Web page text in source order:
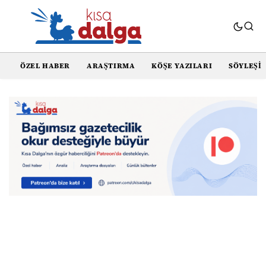
ÖZEL HABER ARAŞTIRMA KÖŞE YAZILARI SÖYLEŞI